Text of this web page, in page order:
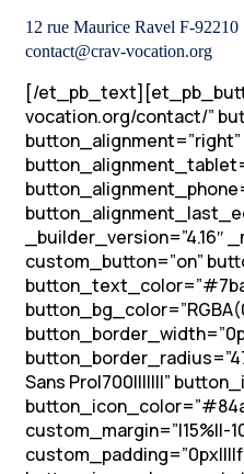
12 rue Maurice Ravel F-92210
contact@crav-vocation.org
[/
vocation.org/contact/”
button_alignment=”right”
custom_button=”on”
Sans Pro|700|||||||”
custom_margin=”|15%||-